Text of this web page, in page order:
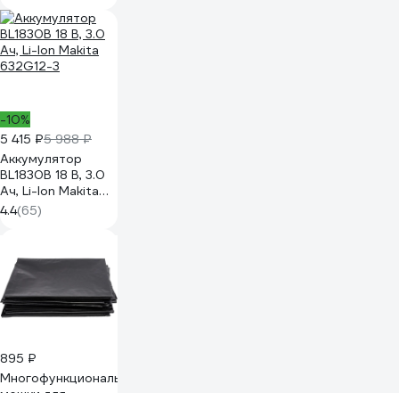
-10%
5 415 ₽5 988 ₽
Аккумулятор
BL1830B 18 В, 3.0
Ач, Li-Ion Makita
632G12-3
4.4(65)
895 ₽
Многофункциональные